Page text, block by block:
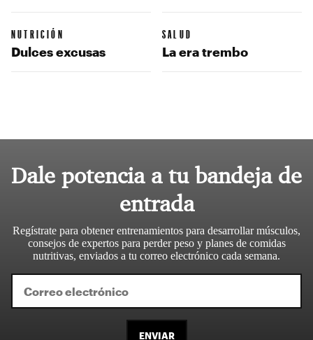
NUTRICIÓN
Dulces excusas
SALUD
La era trembo
Dale potencia a tu bandeja de
entrada
Regístrate para obtener entrenamientos para desarrollar músculos,
consejos de expertos para perder peso y planes de comidas
nutritivas, enviados a tu correo electrónico cada semana.
ENVIAR